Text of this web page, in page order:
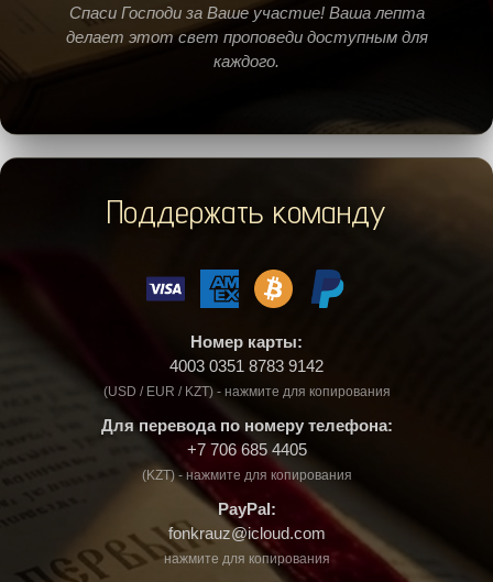
Спаси Господи за Ваше участие! Ваша лепта
делает этот свет проповеди доступным для
каждого.
Поддержать команду
Номер карты:
4003 0351 8783 9142
(USD / EUR / KZT) - нажмите для копирования
Для перевода по номеру телефона:
+7 706 685 4405
(KZT) - нажмите для копирования
PayPal:
fonkrauz@icloud.com
нажмите для копирования